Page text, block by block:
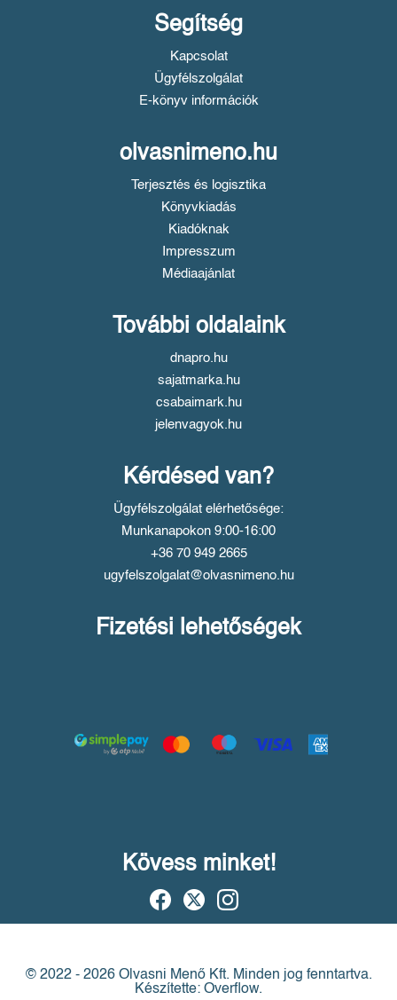
Segítség
Kapcsolat
Ügyfélszolgálat
E-könyv információk
olvasnimeno.hu
Terjesztés és logisztika
Könyvkiadás
Kiadóknak
Impresszum
Médiaajánlat
További oldalaink
dnapro.hu
sajatmarka.hu
csabaimark.hu
jelenvagyok.hu
Kérdésed van?
Ügyfélszolgálat elérhetősége:
Munkanapokon 9:00-16:00
+36 70 949 2665
ugyfelszolgalat@olvasnimeno.hu
Fizetési lehetőségek
Kövess minket!
© 2022 - 2026 Olvasni Menő Kft. Minden jog fenntartva.
Készítette: Overflow.